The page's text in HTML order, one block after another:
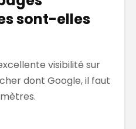
sont-elles
visibilité sur
dont Google, il faut